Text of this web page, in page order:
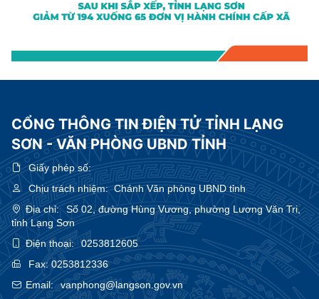
CỔNG THÔNG TIN ĐIỆN TỬ TỈNH LẠNG
SƠN - VĂN PHÒNG UBND TỈNH
Giấy phép số:
Chịu trách nhiệm:Chánh Văn phòng UBND tỉnh
Địa chỉ:
Số 02, đường Hùng Vương, phường Lương Văn Tri,
tỉnh Lạng Sơn
Điện thoại:
0253812605
Fax:0253812336
Email:
vanphong@langson.gov.vn